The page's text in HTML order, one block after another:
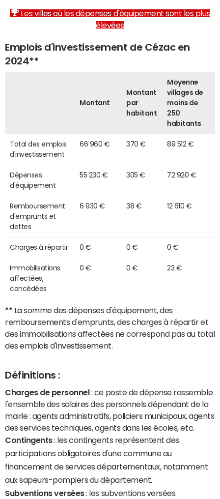
Les villes où les dépenses d'équipement sont les plus
élevées
Emplois d'investissement de Cézac en
2024**
Montant
Montant
par
habitant
Moyenne
villages de
moins de
250
habitants
Total des emplois
d'investissement
66 960 € 370 € 89 512 €
Dépenses
d'équipement
55 230 € 305 € 72 920 €
Remboursement
d'emprunts et
dettes
6 930 € 38 € 12 610 €
Charges à répartir 0 € 0 € 0 €
Immobilisations
affectées,
concédées
0 € 0 € 23 €
** La somme des dépenses d'équipement, des
remboursements d'emprunts, des charges à répartir et
des immobilisations affectées ne correspond pas au total
des emplois d'investissement.
Définitions :
Charges de personnel : ce poste de dépense rassemble
l'ensemble des salaires des personnels dépendant de la
mairie : agents administratifs, policiers municipaux, agents
des services techniques, agents dans les écoles, etc.
Contingents: les contingents représentent des
participations obligatoires d'une commune au
financement de services départementaux, notamment
aux sapeurs-pompiers du département.
Subventions versées: les subventions versées